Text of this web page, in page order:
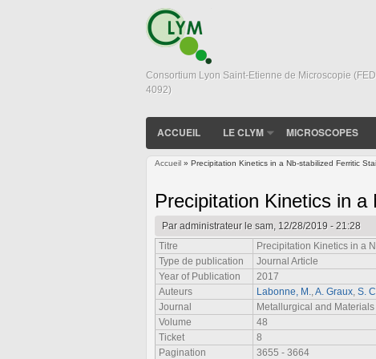
Consortium Lyon Saint-Etienne de Microscopie (FED
4092)
ACCUEIL LE CLYM MICROSCOPES
Accueil » Precipitation Kinetics in a Nb-stabilized Ferritic
Precipitation Kinetics in
Paradministrateurle sam, 12/28/2019 - 21:28
Titre
Precipitation Kinetics in a
Type de publication
Journal Article
Year of Publication
2017
Auteurs
Labonne, M. A. Graux S.
Journal
Metallurgical and
Volume
48
Ticket
8
Pagination
3655 - 3664